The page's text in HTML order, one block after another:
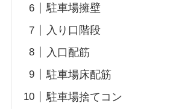
駐車場擁壁
入り口階段
入口配筋
駐車場床配筋
駐車場捨てコン